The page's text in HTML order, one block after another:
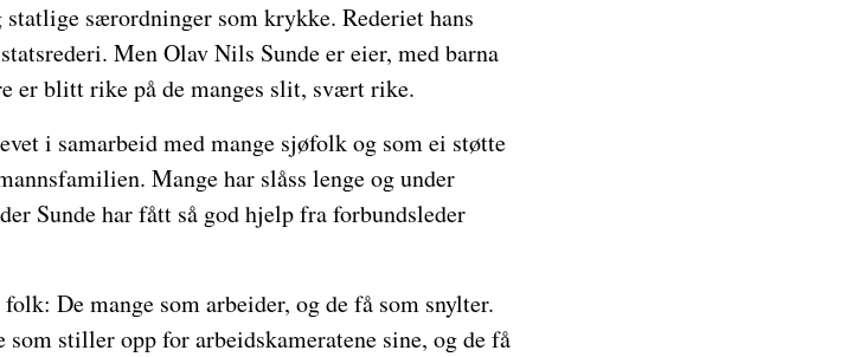
særordninger som krykke. Rederiet hans
Men Olav Nils Sunde er eier, med barna
er blitt rike på de manges slit, svært rike.
i samarbeid med mange sjøfolk og som ei støtte
Mange har slåss lenge og under
Sunde har fått så god hjelp fra forbundsleder
De mange som arbeider, og de få som snylter.
stiller opp for arbeidskameratene sine, og de få